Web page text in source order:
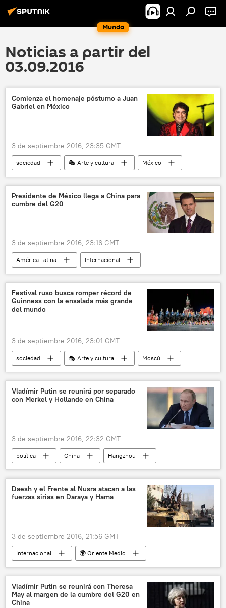
Mundo
Noticias a partir del
03.09.2016
Comienza el homenaje póstumo a Juan
Gabriel en México
3 de septiembre 2016, 23:35 GMT
sociedad 🎭 Arte y cultura
México
EEUU
Juan Gabriel
homenaje
noticias
Presidente de México llega a China para
cumbre del G20
3 de septiembre 2016, 23:16 GMT
América Latina
Internacional
Economía
México
Hangzhou
G20
noticias
Festival ruso busca romper récord de
Guinness con la ensalada más grande
del mundo
3 de septiembre 2016, 23:01 GMT
sociedad 🎭 Arte y cultura
Moscú
Plaza Roja
récord
ensalada
Festival Internacional de Música Militar Torre Spásskaya
Rusia
noticias
Vladímir Putin se reunirá por separado
con Merkel y Hollande en China
3 de septiembre 2016, 22:32 GMT
política China
Hangzhou
Vladímir Putin
François Hollande
Angela Merkel
G20
Cumbre del G20 en Hangzhou (2016)
Daesh y el Frente al Nusra atacan a las
fuerzas sirias en Daraya y Hama
3 de septiembre 2016, 21:56 GMT
Internacional
🌍 Oriente Medio
Lucha contra Daesh (2016)
Siria
Frente al Nusra
ISIS noticias
Vladímir Putin se reunirá con Theresa
May al margen de la cumbre del G20 en
China